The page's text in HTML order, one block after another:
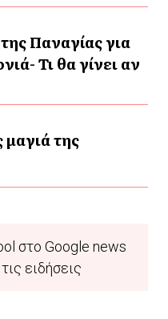
Παναγίας για
Τι θα γίνει αν
της
στο Google news
ειδήσεις